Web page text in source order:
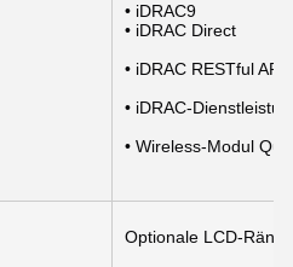
• iDRAC9
• iDRAC Direct
• iDRAC RESTful API
• iDRAC-
• Wireless-Modul
Optionale LCD-